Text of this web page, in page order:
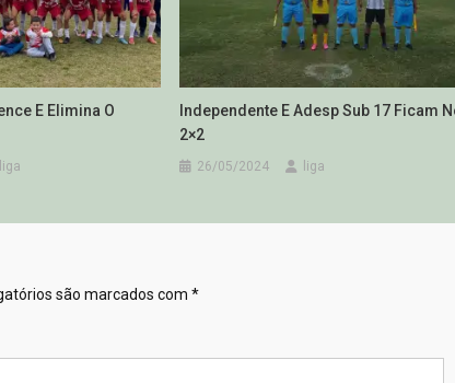
E Elimina O
liga
Independente E Adesp Sub 17 Ficam
2×2
26/05/2024 liga
são marcados com *